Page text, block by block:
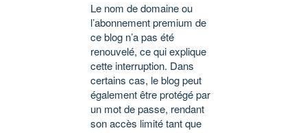
Le nom de domaine ou
l’abonnement premium de
ce blog n’a pas été
renouvelé, ce qui explique
cette interruption. Dans
certains cas, le blog peut
également être protégé par
un mot de passe, rendant
son accès limité tant que